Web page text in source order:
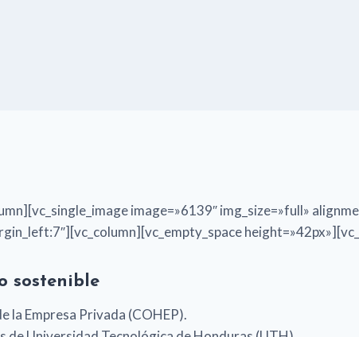
image=»6139″ img_size=»full»
sostenible
la Empresa Privada (COHEP).